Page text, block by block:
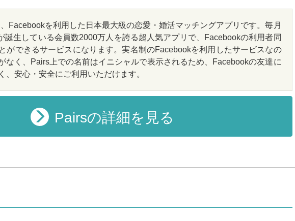
Facebookを利用した日本最大級の恋愛・婚活マッチングアプリです。毎月
誕生している会員数2000万人を誇る超人気アプリで、Facebookの利用者同
ができるサービスになります。実名制のFacebookを利用したサービスなの
なく、Pairs上での名前はイニシャルで表示されるため、Facebookの友達に
、安心・安全にご利用いただけます。
Pairsの詳細を見る